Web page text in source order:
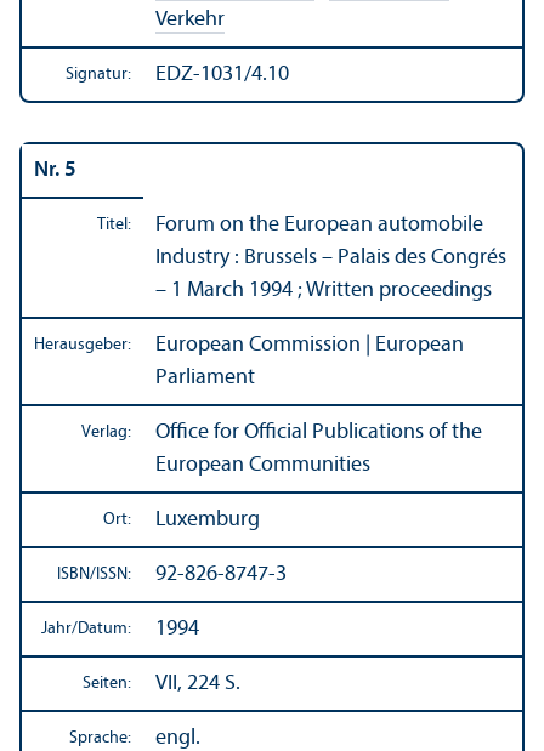
Verkehr
Signatur: EDZ-1031/4.10
Nr. 5
Titel:
Forum on the European automobile
Industry : Brussels – Palais des Congrés
– 1 March 1994 ; Written proceedings
Herausgeber:
European Commission | European
Parliament
Verlag:
Office for Official Publications of the
European Communities
Ort: Luxemburg
ISBN/ ISSN: 92-826-8747-3
Jahr/Datum: 1994
Seiten: VII, 224 S.
Sprache: engl.